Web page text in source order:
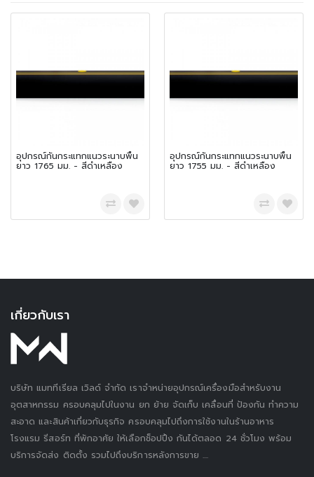
อุปกรณ์กันกระแทกแนวระนาบพื้น
ยาว 1765 มม. - สีดำเหลือง
อุปกรณ์กันกระแทกแนวระนาบพื้น
ยาว 1755 มม. - สีดำเหลือง
เกี่ยวกับเรา
บริษัท แมททีเรียล เวิลด์ จำกัด เราจำหน่ายอุปกรณ์เครื่องมือสำหรับงาน
อุตสาหกรรม ครอบคลุมไปในงาน ยก ย้าย จัดเก็บ เคลื่อนที่ ป้องกัน ทำความ
สะอาด และสินค้าเกี่ยวกับธุรกิจ ครอบคลุมไปถึงการใช้งานในร้านอาหาร
โรงแรม รีสอร์ท ที่พักอาศัย ให้เลือกช็อปปิ้ง กันได้ตลอด 24 ชั่วโมง พร้อม
บริการจัดส่ง ติดตั้ง รวมไปถึงบริการหลังการขาย ....